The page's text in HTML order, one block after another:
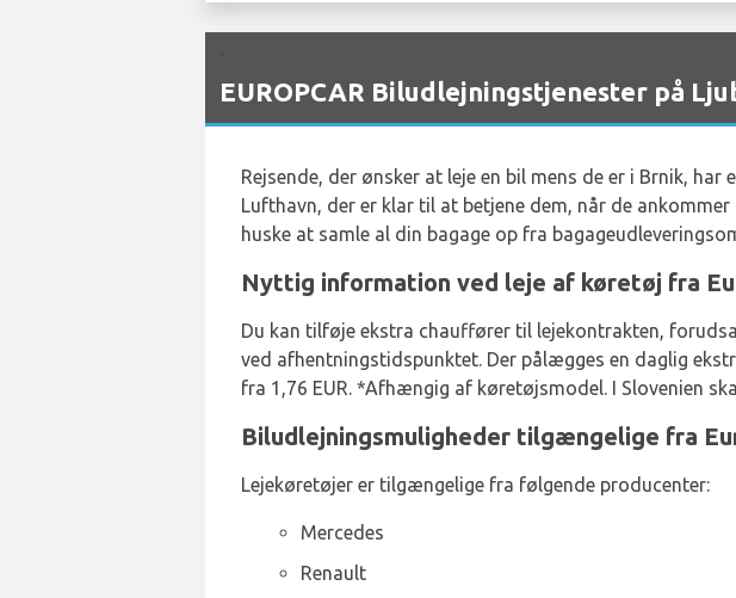
EUROPCAR Biludlejningstjenester på
Rejsende, der ønsker at leje en bil mens de er i Brnik,
Lufthavn, der er klar til at betjene dem, når de
huske at samle al din bagage op fra
Nyttig information ved leje af køretøj fra
Du kan tilføje ekstra chauffører til lejekontrakten,
ved afhentningstidspunktet. Der pålægges en daglig
fra 1,76 EUR. *Afhængig af køretøjsmodel. I Slovenien
Biludlejningsmuligheder tilgængelige fra
Lejekøretøjer er tilgængelige fra følgende producenter:
Mercedes
Renault